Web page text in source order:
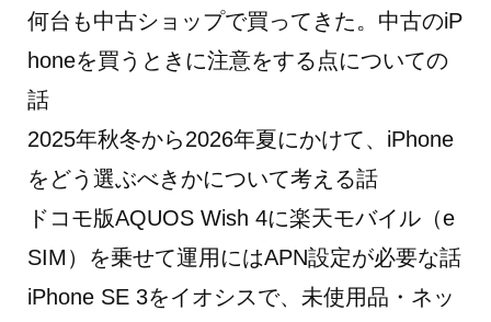
何台も中古ショップで買ってきた。中古のiP
honeを買うときに注意をする点についての
話
2025年秋冬から2026年夏にかけて、iPhone
をどう選ぶべきかについて考える話
ドコモ版AQUOS Wish 4に楽天モバイル（e
SIM）を乗せて運用にはAPN設定が必要な話
iPhone SE 3をイオシスで、未使用品・ネッ